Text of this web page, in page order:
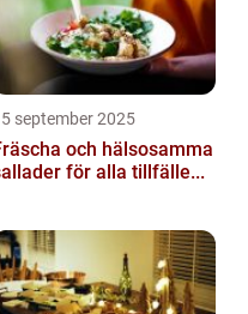
september 2025
och hälsosamma
för alla tillfälle...